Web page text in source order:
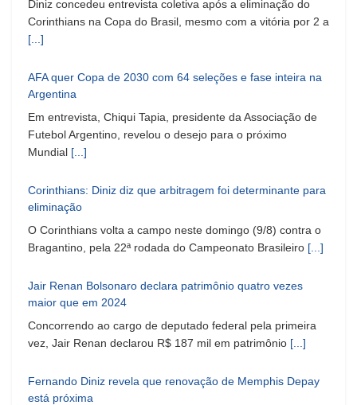
Diniz concedeu entrevista coletiva após a eliminação do
Corinthians na Copa do Brasil, mesmo com a vitória por 2 a
[...]
AFA quer Copa de 2030 com 64 seleções e fase inteira na
Argentina
Em entrevista, Chiqui Tapia, presidente da Associação de
Futebol Argentino, revelou o desejo para o próximo
Mundial [...]
Corinthians: Diniz diz que arbitragem foi determinante para
eliminação
O Corinthians volta a campo neste domingo (9/8) contra o
Bragantino, pela 22ª rodada do Campeonato Brasileiro [...]
Jair Renan Bolsonaro declara patrimônio quatro vezes
maior que em 2024
Concorrendo ao cargo de deputado federal pela primeira
vez, Jair Renan declarou R$ 187 mil em patrimônio [...]
Fernando Diniz revela que renovação de Memphis Depay
está próxima